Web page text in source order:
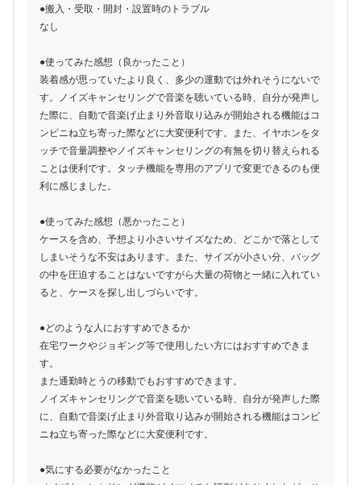
●搬入・受取・開封・設置時のトラブル
なし
●使ってみた感想（良かったこと）
装着感が思っていたより良く、多少の運動では外れそうにないで
す。ノイズキャンセリングで音楽を聴いている時、自分が発声し
た際に、自動で音楽げ止まり外音取り込みが開始される機能はコ
ンビニね立ち寄った際などに大変便利です。また、イヤホンをタ
ッチで音量調整やノイズキャンセリングの有無を切り替えられる
ことは便利です。タッチ機能を専用のアプリで変更できるのも便
利に感じました。
●使ってみた感想（悪かったこと）
ケースを含め、予想より小さいサイズなため、どこかで落として
しまいそうな不安はあります。また、サイズが小さい分、バッグ
の中を圧迫することはないですがら大量の荷物と一緒に入れてい
ると、ケースを探し出しづらいです。
●どのような人におすすめできるか
在宅ワークやジョギング等で使用したい方にはおすすめできま
す。
また通勤時とうの移動でもおすすめできます。
ノイズキャンセリングで音楽を聴いている時、自分が発声した際
に、自動で音楽げ止まり外音取り込みが開始される機能はコンビ
ニね立ち寄った際などに大変便利です。
●気にする必要がなかったこと